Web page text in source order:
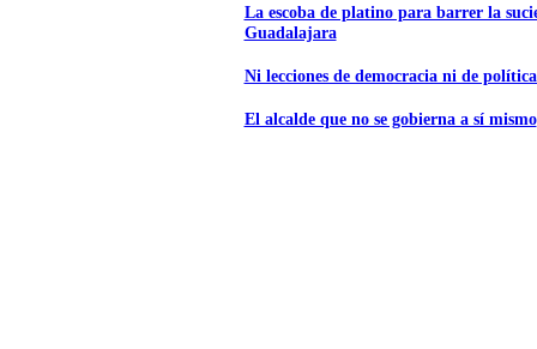
La escoba de platino para barrer la
Guadalajara
Ni lecciones de democracia ni de
El alcalde que no se gobierna a sí mismo